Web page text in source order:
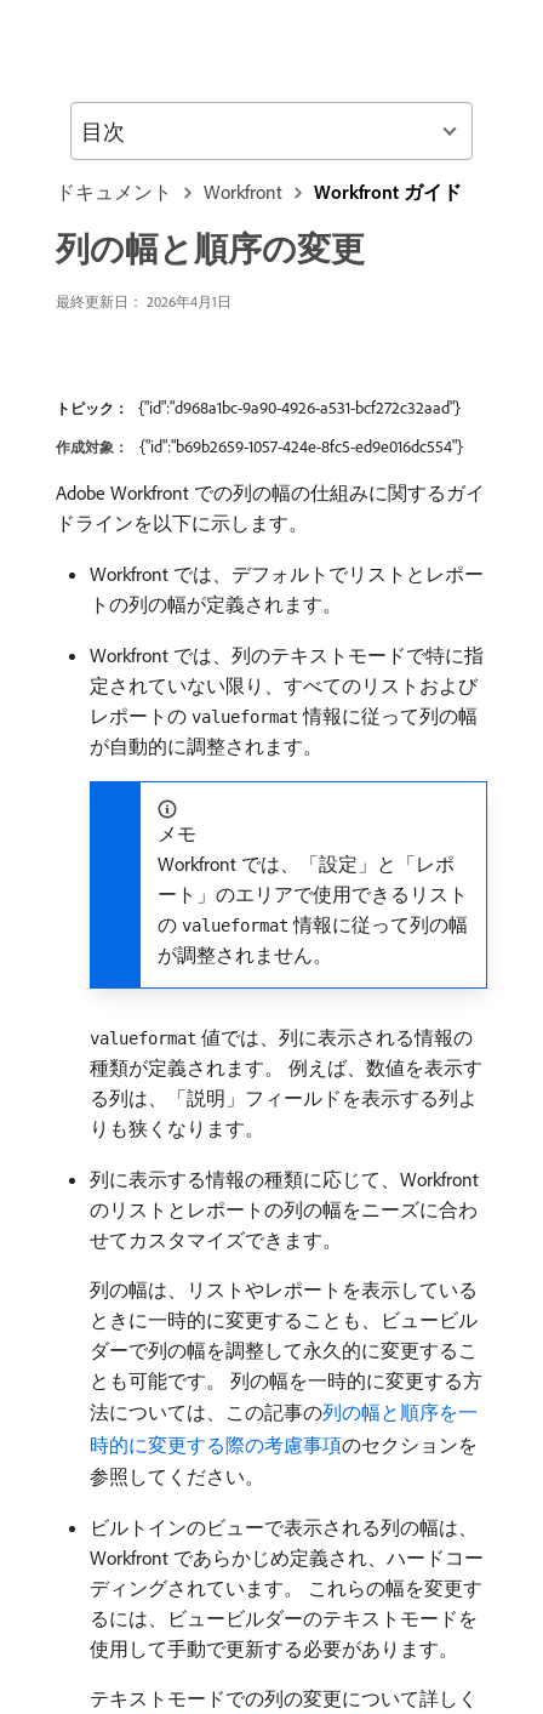
ドキュメント Workfront Workfront ガイド
列の幅と順序の変更
最終更新日： 2026年4月1日
トピック： {"id":"d968a1bc-9a90-4926-a531-bcf272c32aad"}
作成対象： {"id":"b69b2659-1057-424e-8fc5-ed9e016dc554"}
Adobe Workfront での列の幅の仕組みに関するガイ
ドラインを以下に示します。
Workfront では、デフォルトでリストとレポー
トの列の幅が定義されます。
Workfront では、列のテキストモードで特に指
定されていない限り、すべてのリストおよび
レポートの valueformat 情報に従って列の幅
が自動的に調整されます。
メモ
Workfront では、「設定」と「レポ
ート」のエリアで使用できるリスト
の valueformat 情報に従って列の幅
が調整されません。
valueformat 値では、列に表示される情報の
種類が定義されます。 例えば、数値を表示す
る列は、「説明」フィールドを表示する列よ
りも狭くなります。
列に表示する情報の種類に応じて、Workfront
のリストとレポートの列の幅をニーズに合わ
せてカスタマイズできます。
列の幅は、リストやレポートを表示している
ときに一時的に変更することも、ビュービル
ダーで列の幅を調整して永久的に変更するこ
とも可能です。 列の幅を一時的に変更する方
法については、この記事の列の幅と順序を一
時的に変更する際の考慮事項のセクションを
参照してください。
ビルトインのビューで表示される列の幅は、
Workfront であらかじめ定義され、ハードコー
ディングされています。 これらの幅を変更す
るには、ビュービルダーのテキストモードを
使用して手動で更新する必要があります。
テキストモードでの列の変更について詳しく
目次